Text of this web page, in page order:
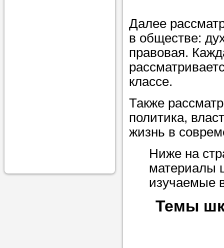
Задайте
Больше не
голову, к
помощью -
Nado5.ru!
Наши
помогут
Далее
в обществе:
правовая.
классе.
Также
политика,
жизнь в
Ниже на
материалы
изучаемые
Темы